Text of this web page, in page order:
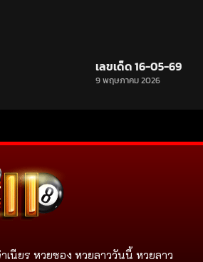
เลขเด็ด 16-05-69
9 พฤษภาคม 2026
นียร หวยซอง หวยลาววันนี้ หวยลาว